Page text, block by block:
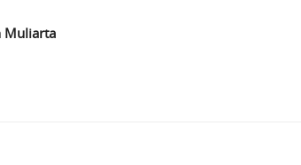
Muliarta